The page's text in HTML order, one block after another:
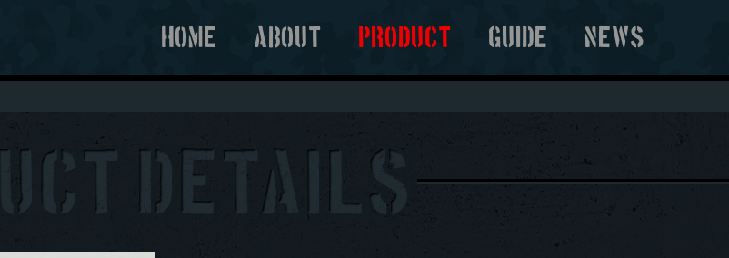
HOME ABOUT PRODUCT GUIDE NEWS